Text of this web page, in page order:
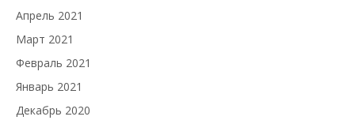
Апрель 2021
Март 2021
Февраль 2021
Январь 2021
Декабрь 2020